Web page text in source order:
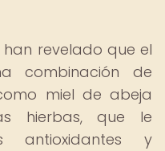
han revelado que el
combinación de
miel de abeja
hierbas, que le
antioxidantes y